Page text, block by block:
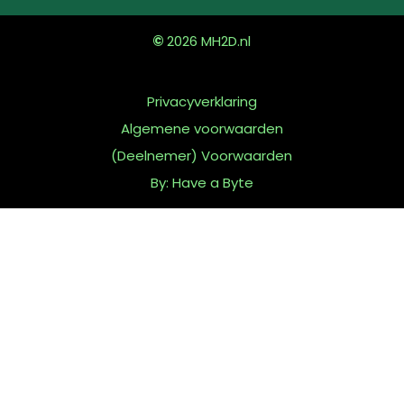
©2026 MH2D.nl
Privacyverklaring
Algemene voorwaarden
(Deelnemer) Voorwaarden
By: Have a Byte